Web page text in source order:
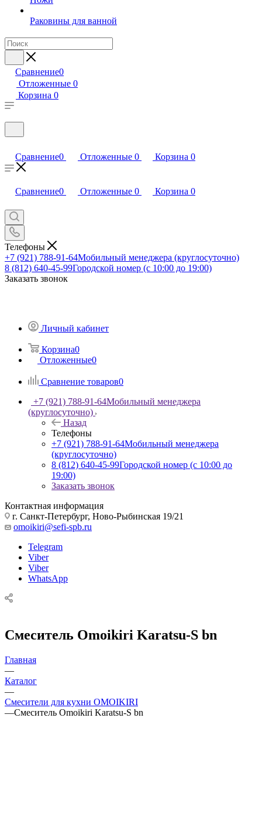
Раковины для ванной
Сравнение0
Отложенные 0
Корзина 0
Сравнение0 Отложенные 0 Корзина 0
Сравнение0 Отложенные 0 Корзина 0
Телефоны
+7 (921) 788-91-64Мобильный менеджера (круглосуточно)
8 (812) 640-45-99Городской номер (с 10:00 до 19:00)
Заказать звонок
Личный кабинет
Корзина0
Отложенные0
Сравнение товаров0
+7 (921) 788-91-64Мобильный менеджера
(круглосуточно)
Назад
Телефоны
+7 (921) 788-91-64Мобильный менеджера
(круглосуточно)
8 (812) 640-45-99Городской номер (с 10:00 до
19:00)
Заказать звонок
Контактная информация
г. Санкт-Петербург, Ново-Рыбинская 19/21
omoikiri@sefi-spb.ru
Telegram
Viber
Viber
WhatsApp
Смеситель Omoikiri Karatsu-S bn
Главная
—
Каталог
—
Смесители для кухни OMOIKIRI
—Смеситель Omoikiri Karatsu-S bn